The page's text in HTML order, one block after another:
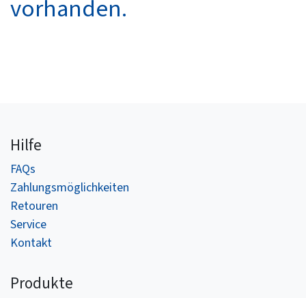
vorhanden.
Hilfe
FAQs
Zahlungsmöglichkeiten​
Retouren
Service
Kontakt
Produkte